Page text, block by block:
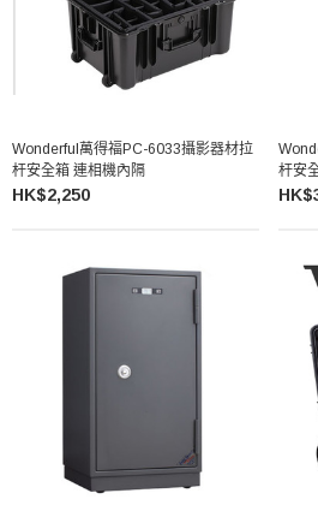
Wonderful萬得福PC-6033攝影器材拉
杆安全箱 連相機內隔
HK$2,250
杆安